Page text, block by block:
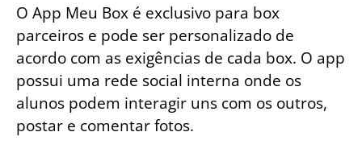
O App Meu Box é exclusivo para box
parceiros e pode ser personalizado de
acordo com as exigências de cada box. O app
possui uma rede social interna onde os
alunos podem interagir uns com os outros,
postar e comentar fotos.